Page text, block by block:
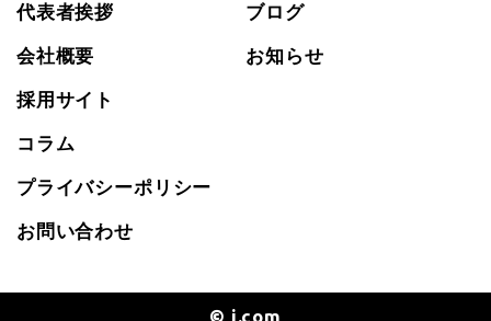
代表者挨拶
会社概要
ブログ
お知らせ
採用サイト
コラム
プライバシーポリシー
お問い合わせ
© i.com